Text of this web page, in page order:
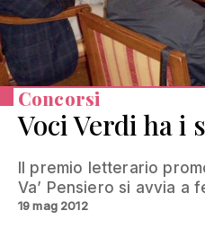
Concorsi
Voci Verdi ha i
Il premio letterario
Va’ Pensiero si avvia a
19 mag 2012